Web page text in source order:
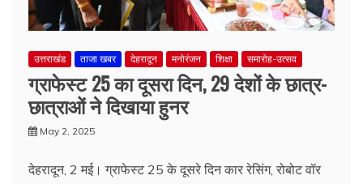
उत्तराखंड ताजा खबर देहरादून मनोरंजन शिक्षा समारोह-उत्सव
ग्राफेस्ट 25 का दूसरा दिन, 29 देशों के छात्र-
छात्राओं ने दिखाया हुनर
May 2, 2025
देहरादून, 2 मई। ग्राफेस्ट 25 के दूसरे दिन कार रेसिंग, रोबोट वॉर